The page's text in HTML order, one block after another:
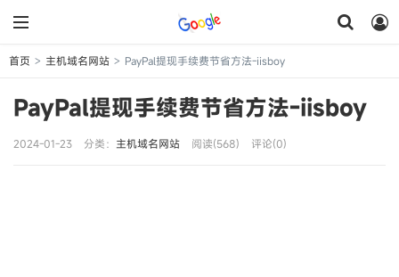
首页 > 主机域名网站 > PayPal提现手续费节省方法-iisboy
PayPal提现手续费节省方法-iisboy
2024-01-23 分类： 主机域名网站 阅读(568) 评论(0)